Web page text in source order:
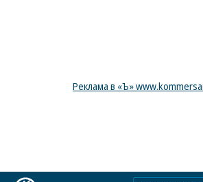
Реклама в «Ъ»